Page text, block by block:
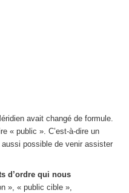
avait changé de formule.
« public ». C’est-à-dire un
possible de venir assister
d’ordre qui nous
», « public cible »,